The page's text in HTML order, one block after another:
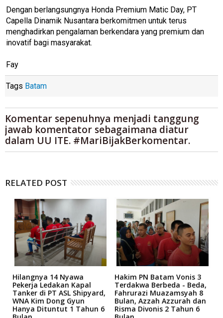
Dengan berlangsungnya Honda Premium Matic Day, PT
Capella Dinamik Nusantara berkomitmen untuk terus
menghadirkan pengalaman berkendara yang premium dan
inovatif bagi masyarakat.
Fay
Tags Batam
Komentar sepenuhnya menjadi tanggung
jawab komentator sebagaimana diatur
dalam UU ITE. #MariBijakBerkomentar.
RELATED POST
Hilangnya 14 Nyawa
Pekerja Ledakan Kapal
Tanker di PT ASL Shipyard,
WNA Kim Dong Gyun
Hanya Dituntut 1 Tahun 6
Hakim PN Batam Vonis 3
Terdakwa Berbeda - Beda,
Fahrurazi Muazamsyah 8
Bulan, Azzah Azzurah dan
Risma Divonis 2 Tahun 6